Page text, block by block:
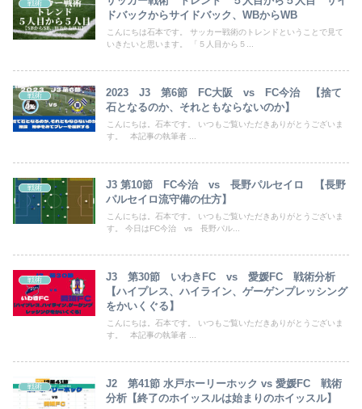
戦術
ドバックからサイドバック、WBからWB
こんにちは石本です。 サッカー戦術のトレンドということで見て
いきたいと思います。 「５人目から５...
戦術
2023 J3 第6節 FC大阪 vs FC今治 【捨て
石となるのか、それともならないのか】
こんにちは。石本です。 いつもご覧いただきありがとうございま
す。 本記事の執筆者 ...
戦術
J3 第10節 FC今治 vs 長野パルセイロ 【長野
パルセイロ流守備の仕方】
こんにちは。石本です。 いつもご覧いただきありがとうございま
す。 今日はFC今治 vs 長野パル...
戦術
J3 第30節 いわきFC vs 愛媛FC 戦術分析
【ハイプレス、ハイライン、ゲーゲンプレッシング
をかいくぐる】
こんにちは。石本です。 いつもご覧いただきありがとうございま
す。 本記事の執筆者 ...
戦術
J2 第41節 水戸ホーリーホック vs 愛媛FC 戦術
分析【終了のホイッスルは始まりのホイッスル】